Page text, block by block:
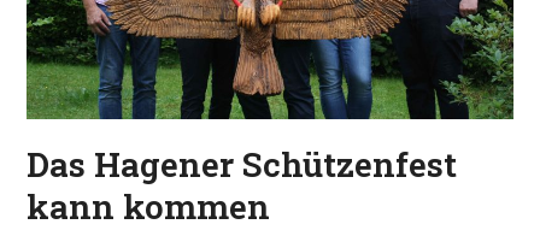
Das Hagener Schützenfest
kann kommen